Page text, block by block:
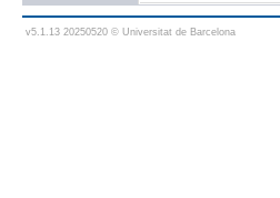
v5.1.13 20250520 © Universitat de Barcelona